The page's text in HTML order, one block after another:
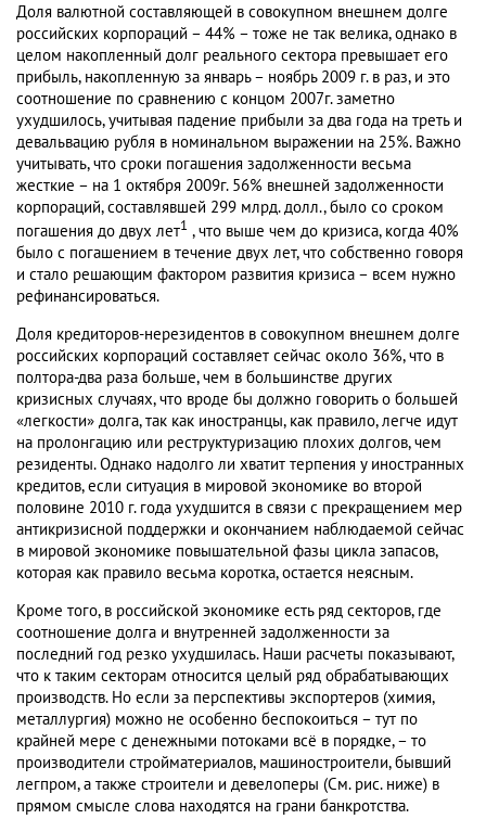
Доля валютной составляющей в совокупном внешнем долге
российских корпораций – 44% – тоже не так велика, однако в
целом накопленный долг реального сектора превышает его
прибыль, накопленную за январь – ноябрь 2009 г. в раз, и это
соотношение по сравнению с концом 2007г. заметно
ухудшилось, учитывая падение прибыли за два года на треть и
девальвацию рубля в номинальном выражении на 25%. Важно
учитывать, что сроки погашения задолженности весьма
жесткие – на 1 октября 2009г. 56% внешней задолженности
корпораций, составлявшей 299 млрд. долл., было со сроком
погашения до двух лет1 , что выше чем до кризиса, когда 40%
было с погашением в течение двух лет, что собственно говоря
и стало решающим фактором развития кризиса – всем нужно
рефинансироваться.
Доля кредиторов-нерезидентов в совокупном внешнем долге
российских корпораций составляет сейчас около 36%, что в
полтора-два раза больше, чем в большинстве других
кризисных случаях, что вроде бы должно говорить о большей
«легкости» долга, так как иностранцы, как правило, легче идут
на пролонгацию или реструктуризацию плохих долгов, чем
резиденты. Однако надолго ли хватит терпения у иностранных
кредитов, если ситуация в мировой экономике во второй
половине 2010 г. года ухудшится в связи с прекращением мер
антикризисной поддержки и окончанием наблюдаемой сейчас
в мировой экономике повышательной фазы цикла запасов,
которая как правило весьма коротка, остается неясным.
Кроме того, в российской экономике есть ряд секторов, где
соотношение долга и внутренней задолженности за
последний год резко ухудшилась. Наши расчеты показывают,
что к таким секторам относится целый ряд обрабатывающих
производств. Но если за перспективы экспортеров (химия,
металлургия) можно не особенно беспокоиться – тут по
крайней мере с денежными потоками всё в порядке, – то
производители стройматериалов, машиностроители, бывший
легпром, а также строители и девелоперы (См. рис. ниже) в
прямом смысле слова находятся на грани банкротства.